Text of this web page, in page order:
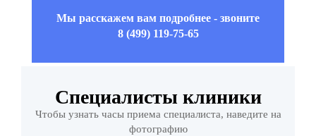
Мы расскажем вам подробнее - звоните
8 (499) 119-75-65
Специалисты клиники
Чтобы узнать часы приема специалиста, наведите на
фотографию